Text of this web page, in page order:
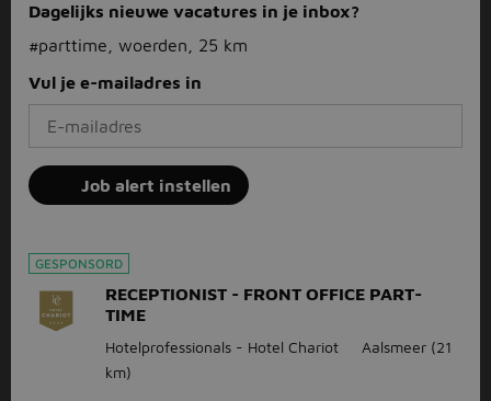
Dagelijks nieuwe vacatures in je inbox?
#parttime, woerden, 25 km
Vul je e-mailadres in
Job alert instellen
GESPONSORD
RECEPTIONIST - FRONT OFFICE PART-
TIME
Hotelprofessionals - Hotel Chariot Aalsmeer (21
km)